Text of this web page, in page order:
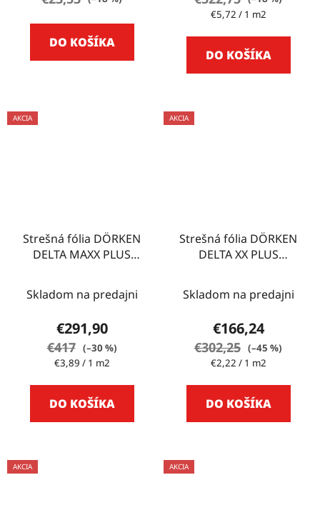
DO KOŠÍKA
Jednotková
€5,72 / 1 m2
DO KOŠÍKA
AKCIA
Strešná fólia DÖRKEN
DELTA MAXX PLUS
Skladom na predajni
€291,90
€417 (–30 %)
Jednotková
€3,89 / 1 m2
DO KOŠÍKA
AKCIA
Strešná fólia DÖRKEN
DELTA XX PLUS
Skladom na predajni
€166,24
€302,25 (–45 %)
Jednotková
€2,22 / 1 m2
DO KOŠÍKA
AKCIA AKCIA